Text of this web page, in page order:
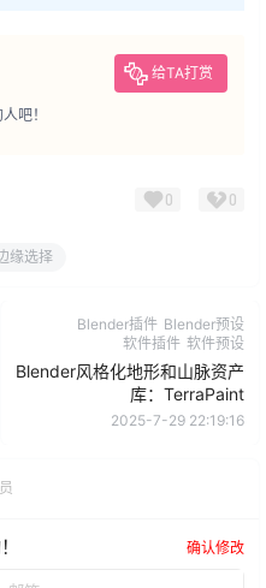
给TA打赏
吧！
0 0
缘选择
Blender插件 Blender预设
软件插件 软件预设
Blender风格化地形和山脉资产
库：TerraPaint
2025-7-29 22:19:16
确认修改